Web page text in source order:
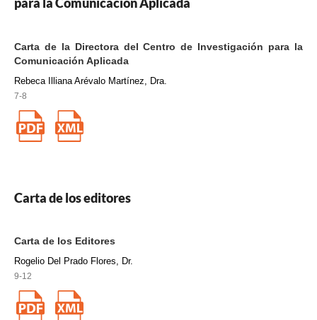
Carta de la Directora del Centro de Investigación para la
Comunicación Aplicada
Rebeca Illiana Arévalo Martínez, Dra.
7-8
Carta de los editores
Carta de los Editores
Rogelio Del Prado Flores, Dr.
9-12